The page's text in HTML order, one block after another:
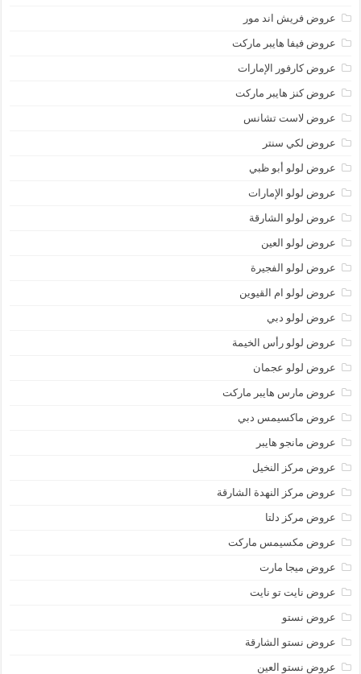
عروض فريش اند مور
عروض فيفا هايبر ماركت
عروض كارفور الإمارات
عروض كنز هايبر ماركت
عروض لاست تشانس
عروض لكي سنتر
عروض لولو أبو ظبي
عروض لولو الإمارات
عروض لولو الشارقة
عروض لولو العين
عروض لولو الفجيرة
عروض لولو ام القيوين
عروض لولو دبي
عروض لولو رأس الخيمة
عروض لولو عجمان
عروض مارس هايبر ماركت
عروض ماكسيمس دبي
عروض مانجو هايبر
عروض مركز النخيل
عروض مركز النهدة الشارقة
عروض مركز دلتا
عروض مكسيمس ماركت
عروض ميجا مارت
عروض نايت تو نايت
عروض نستو
عروض نستو الشارقة
عروض نستو العين